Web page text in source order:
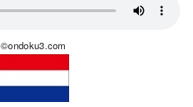
©ondoku3.com